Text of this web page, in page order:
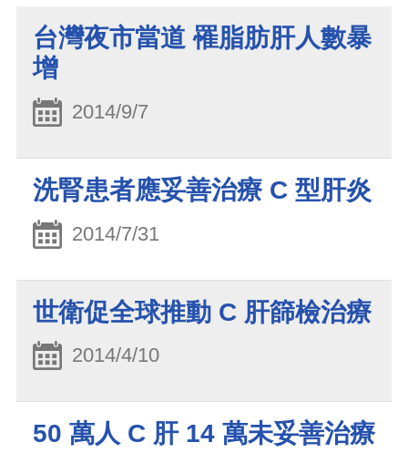
台灣夜市當道 罹脂肪肝人數暴
增
2014/9/7
洗腎患者應妥善治療 C 型肝炎
2014/7/31
世衛促全球推動 C 肝篩檢治療
2014/4/10
50 萬人 C 肝 14 萬未妥善治療